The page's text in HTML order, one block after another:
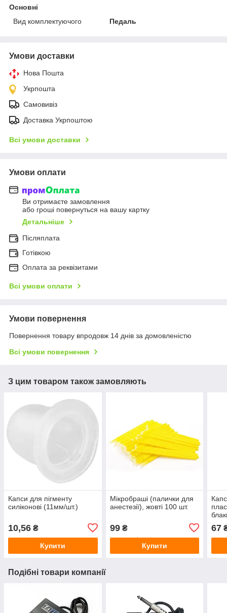
Основні
Вид комплектуючого
Педаль
Умови доставки
Нова Пошта
Укрпошта
Самовивіз
Доставка Укрпоштою
Всі умови доставки
Умови оплати
Ви отримаєте замовлення
або гроші повернуться на вашу картку
Детальніше
Післяплата
Готівкою
Оплата за реквізитами
Всі умови оплати
Умови повернення
Повернення товару впродовж 14 днів за домовленістю
Всі умови повернення
З цим товаром також замовляють
Капси для пігменту
силіконові (11мм/шт.)
10,56 ₴
Купити
Мікробраші (палички для
анестезії), жовті 100 шт.
99₴
Купити
67
Подібні товари компанії